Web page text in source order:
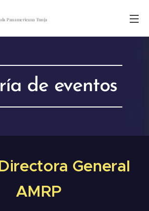
Panamericana Tunja
de eventos
General
AMRP